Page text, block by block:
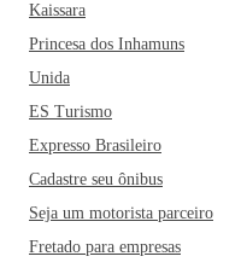
Kaissara
Princesa dos Inhamuns
Unida
ES Turismo
Expresso Brasileiro
Cadastre seu ônibus
Seja um motorista parceiro
Fretado para empresas